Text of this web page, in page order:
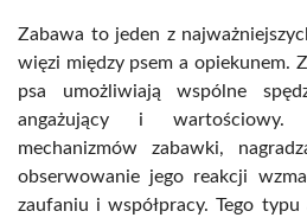
Zabawa to jeden z
więzi między psem a opiekunem.
psa umożliwiają wspólne
angażujący i wartościowy.
mechanizmów zabawki,
obserwowanie jego reakcji
zaufaniu i współpracy. Tego